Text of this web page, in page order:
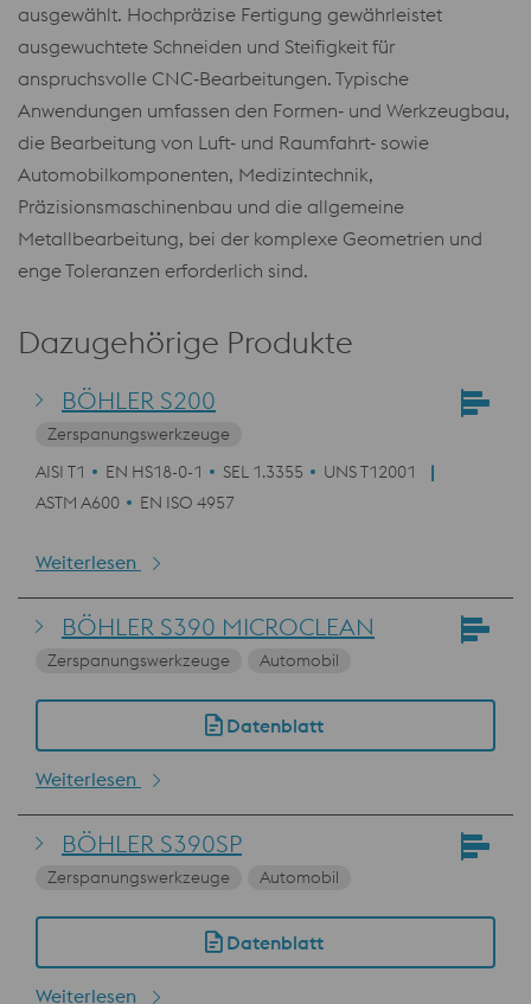
ausgewählt. Hochpräzise Fertigung gewährleistet
ausgewuchtete Schneiden und Steifigkeit für
anspruchsvolle CNC‑Bearbeitungen. Typische
Anwendungen umfassen den Formen‑ und Werkzeugbau,
die Bearbeitung von Luft‑ und Raumfahrt‑ sowie
Automobilkomponenten, Medizintechnik,
Präzisionsmaschinenbau und die allgemeine
Metallbearbeitung, bei der komplexe Geometrien und
enge Toleranzen erforderlich sind.
Dazugehörige Produkte
BÖHLER S200
Zerspanungswerkzeuge
AISI T1
EN HS18-0-1 SEL 1.3355
UNS T12001
ASTM A600
EN ISO 4957
Weiterlesen
BÖHLER S390 MICROCLEAN
Zerspanungswerkzeuge Automobil
Datenblatt
Weiterlesen
BÖHLER S390SP
Zerspanungswerkzeuge Automobil
Datenblatt
Weiterlesen